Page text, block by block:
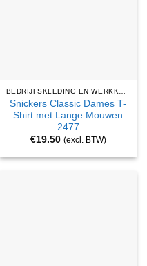
Snickers Classic Dames T-
Shirt met Lange Mouwen
2477
€19.50 (excl. BTW)